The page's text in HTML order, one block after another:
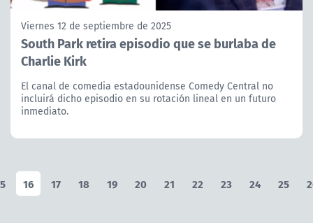
Viernes 12 de septiembre de 2025
South Park retira episodio que se burlaba de
Charlie Kirk
El canal de comedia estadounidense Comedy Central no
incluirá dicho episodio en su rotación lineal en un futuro
inmediato.
16 17 18 19 20 21 22 23 24 25